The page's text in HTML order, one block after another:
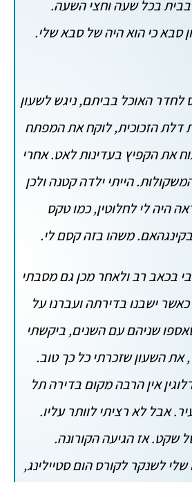
בכל שעה וחצי השעה.
סבא כי הוא היה של סבא שלי.
לחדר האוכל בביתם, ניגש לשעון
דלת הזכוכית, לוקח את המפתח
את הקפיץ בעדינות לאט. אחרי
הייתי ילדה קטנה ולכן
היה לי לחלוטין, כמו טקס
משהו בזה קסם לי.
בכאב רב ולאחר מכן גם מסבתי
ישבנו בדירתה ועברנו על
שניהם עם השנים, ביקשתי
את השעון שזכרתי כל כך טוב.
אין הרבה מקום בדירה תל
אבל לא רציתי לוותר עליו.
שקט. אז הגיעה הקורונה.
לשנקר לקורס הום סטיילינג,